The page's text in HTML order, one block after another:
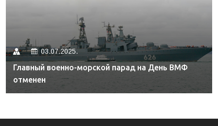
03.07.2025.
Главный военно-морской парад на День ВМФ
отменен